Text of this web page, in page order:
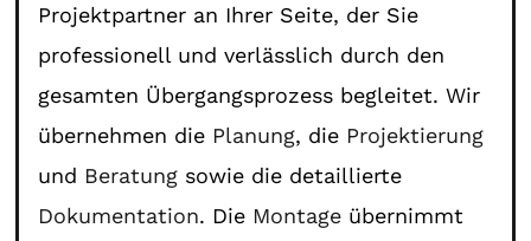
Projektpartner an Ihrer Seite, der Sie
professionell und verlässlich durch den
gesamten Übergangsprozess begleitet. Wir
übernehmen die Planung, die Projektierung
und Beratung sowie die detaillierte
Dokumentation. Die Montage übernimmt